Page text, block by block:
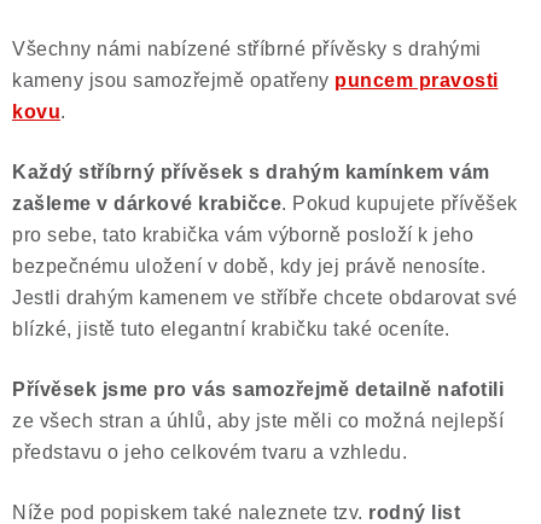
Všechny námi nabízené stříbrné přívěsky s drahými
kameny jsou samozřejmě opatřeny puncem pravosti
kovu.
Každý stříbrný přívěsek s drahým kamínkem vám
zašleme v dárkové krabičce. Pokud kupujete přívěšek
pro sebe, tato krabička vám výborně posloží k jeho
bezpečnému uložení v době, kdy jej právě nenosíte.
Jestli drahým kamenem ve stříbře chcete obdarovat své
blízké, jistě tuto elegantní krabičku také oceníte.
Přívěsek jsme pro vás samozřejmě detailně nafotili
ze všech stran a úhlů, aby jste měli co možná nejlepší
představu o jeho celkovém tvaru a vzhledu.
Níže pod popiskem také naleznete tzv. rodný list